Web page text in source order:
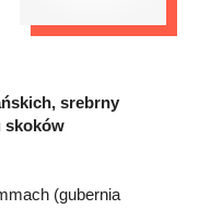
srebrny
skoków
(gubernia